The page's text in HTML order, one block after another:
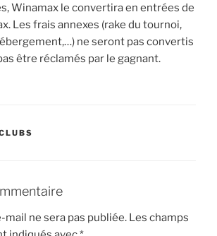
Winamax le convertira en entrées de
Les frais annexes (rake du tournoi,
ne seront pas convertis
être réclamés par le gagnant.
mail ne sera pas publiée. Les champs